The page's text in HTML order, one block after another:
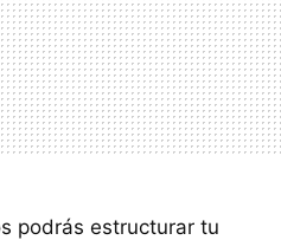
podrás estructurar tu